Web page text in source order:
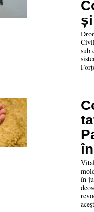
Civil
sub
în